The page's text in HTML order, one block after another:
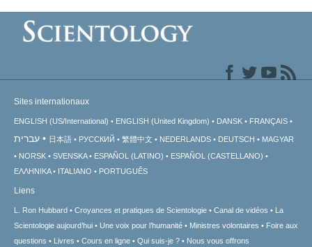
Sites internationaux
ENGLISH (US/International) ENGLISH (United Kingdom) DANSK FRANÇAIS
עברית 日本語 РУССКИЙ 繁體中文 NEDERLANDS DEUTSCH
MAGYAR
NORSK
SVENSKA ESPAÑOL (LATINO)
ESPAÑOL (CASTELLANO)
ΕΛΛΗΝΙΚA
ITALIANO PORTUGUÊS
Liens
L. Ron Hubbard Croyances et pratiques de Scientologie Canal de vidéos
La
Scientologie aujourd’hui
Une voix pour l’humanité Ministres volontaires
Foire aux
questions
Livres Cours en ligne Qui suis-je ? Nous vous offrons